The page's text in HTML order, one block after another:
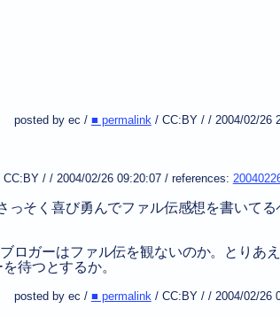
posted by ec / ■ permalink / CC:BY/ / 2004/02/26
CC:BY/ / 2004/02/26 09:20:07/ references:
そく喜び勇んでファル伝感想を書いてる
ロガーはファル伝を観ないのか。とりあ
待つとするか。
posted by ec / ■ permalink / CC:BY/ / 2004/02/26